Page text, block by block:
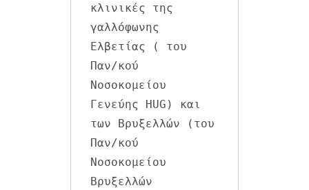
κλινικές της
γαλλόφωνης
Ελβετίας ( του
Παν/κού
Νοσοκομείου
Γενεύης HUG) και
των Βρυξελλών (του
Παν/κού
Νοσοκομείου
Βρυξελλών